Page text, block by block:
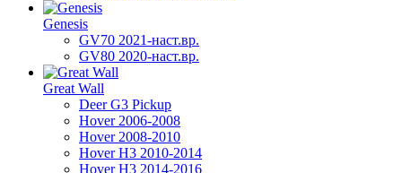
Genesis
GV70 2021-наст.вр.
GV80 2020-наст.вр.
Great Wall
Deer G3 Pickup
Hover 2006-2008
Hover 2008-2010
Hover H3 2010-2014
Hover H3 2014-2016